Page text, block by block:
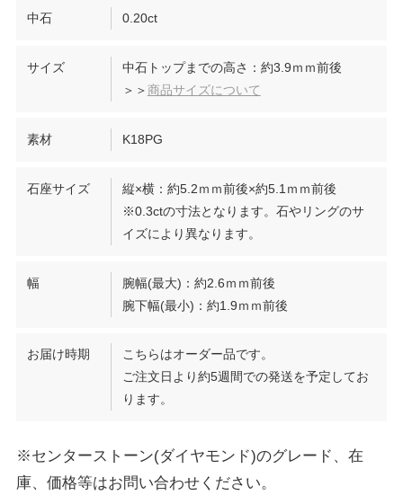
中石 0.20ct
サイズ
中石トップまでの高さ：約3.9ｍｍ前後
＞＞商品サイズについて
素材 K18PG
石座サイズ
縦×横：約5.2ｍｍ前後×約5.1ｍｍ前後
※0.3ctの寸法となります。石やリングのサ
イズにより異なります。
幅
腕幅(最大)：約2.6ｍｍ前後
腕下幅(最小)：約1.9ｍｍ前後
お届け時期
こちらはオーダー品です。
ご注文日より約5週間での発送を予定してお
ります。
※センターストーン(ダイヤモンド)のグレード、在
庫、価格等はお問い合わせください。